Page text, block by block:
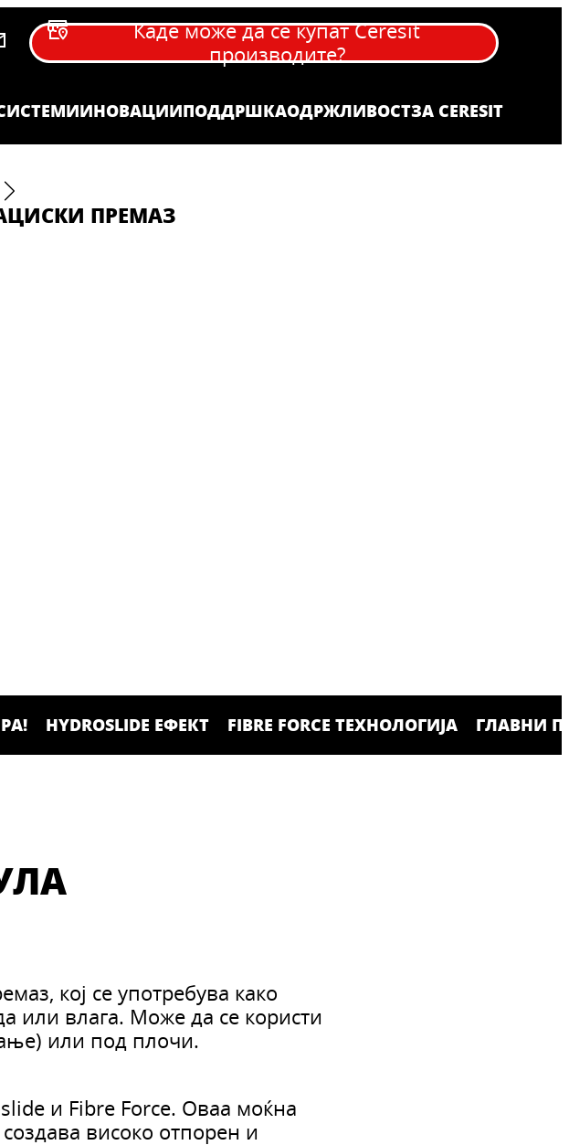
ИНОВАЦИИПОДДРШКАOДРЖЛИВОСТЗА CERESIT
Каде може да се купат Ceresit
производите?
ПРЕМАЗ
HYDROSLIDE ЕФЕКТ FIBRE FORCE ТЕХНОЛОГИЈА ГЛАВНИ
кој се употребува како
или влага. Може да се користи
или под плочи.
и Fibre Force. Оваа моќна
високо отпорен и